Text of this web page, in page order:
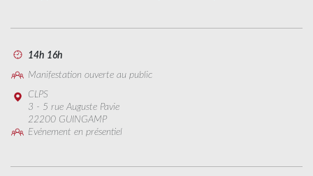
14h 16h
Manifestation ouverte au public
CLPS
3 - 5 rue Auguste Pavie
22200 GUINGAMP
Evénement en présentiel